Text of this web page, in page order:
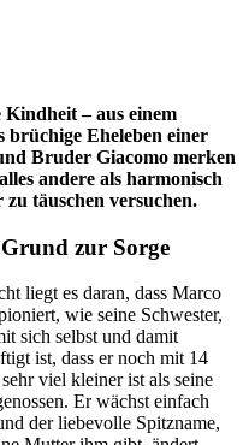
– aus einem
Eheleben einer
Bruder Giacomo merken
andere als harmonisch
täuschen versuchen.
zur Sorge
liegt es daran, dass Marco
wie seine Schwester,
sich selbst und damit
ist, dass er noch mit 14
viel kleiner ist als seine
Er wächst einfach
der liebevolle Spitzname,